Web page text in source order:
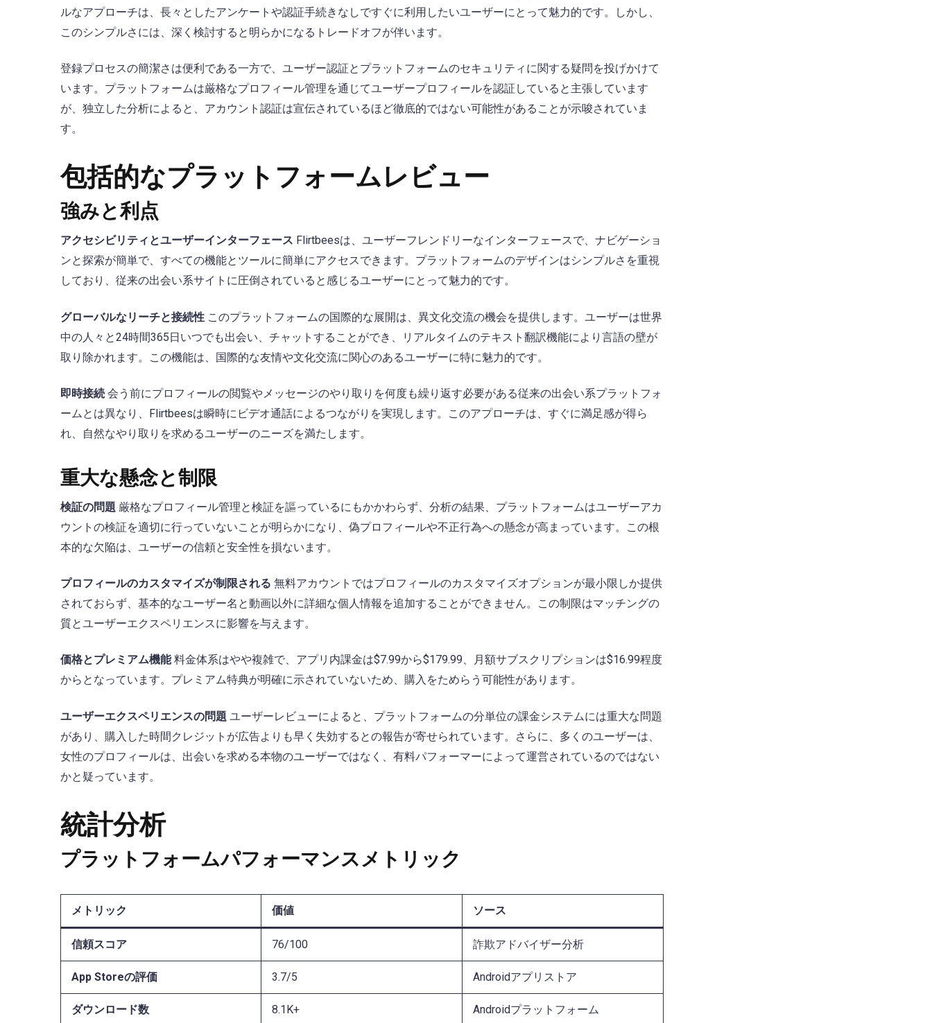
ルなアプローチは、長々としたアンケートや認証手続きなしですぐに利用したいユーザーにとって魅力的です。しかし、
このシンプルさには、深く検討すると明らかになるトレードオフが伴います。
登録プロセスの簡潔さは便利である一方で、ユーザー認証とプラットフォームのセキュリティに関する疑問を投げかけて
います。プラットフォームは厳格なプロフィール管理を通じてユーザープロフィールを認証していると主張しています
が、独立した分析によると、アカウント認証は宣伝されているほど徹底的ではない可能性があることが示唆されていま
す。
包括的なプラットフォームレビュー
強みと利点
アクセシビリティとユーザーインターフェース Flirtbeesは、ユーザーフレンドリーなインターフェースで、ナビゲーショ
ンと探索が簡単で、すべての機能とツールに簡単にアクセスできます。プラットフォームのデザインはシンプルさを重視
しており、従来の出会い系サイトに圧倒されていると感じるユーザーにとって魅力的です。
グローバルなリーチと接続性 このプラットフォームの国際的な展開は、異文化交流の機会を提供します。ユーザーは世界
中の人々と24時間365日いつでも出会い、チャットすることができ、リアルタイムのテキスト翻訳機能により言語の壁が
取り除かれます。この機能は、国際的な友情や文化交流に関心のあるユーザーに特に魅力的です。
即時接続 会う前にプロフィールの閲覧やメッセージのやり取りを何度も繰り返す必要がある従来の出会い系プラットフォ
ームとは異なり、Flirtbeesは瞬時にビデオ通話によるつながりを実現します。このアプローチは、すぐに満足感が得ら
れ、自然なやり取りを求めるユーザーのニーズを満たします。
重大な懸念と制限
検証の問題 厳格なプロフィール管理と検証を謳っているにもかかわらず、分析の結果、プラットフォームはユーザーアカ
ウントの検証を適切に行っていないことが明らかになり、偽プロフィールや不正行為への懸念が高まっています。この根
本的な欠陥は、ユーザーの信頼と安全性を損ないます。
プロフィールのカスタマイズが制限される 無料アカウントではプロフィールのカスタマイズオプションが最小限しか提供
されておらず、基本的なユーザー名と動画以外に詳細な個人情報を追加することができません。この制限はマッチングの
質とユーザーエクスペリエンスに影響を与えます。
価格とプレミアム機能料金体系はやや複雑で、アプリ内課金は$7.99から$179.99、月額サブスクリプションは$16.99程度
からとなっています。プレミアム特典が明確に示されていないため、購入をためらう可能性があります。
ユーザーエクスペリエンスの問題 ユーザーレビューによると、プラットフォームの分単位の課金システムには重大な問題
があり、購入した時間クレジットが広告よりも早く失効するとの報告が寄せられています。さらに、多くのユーザーは、
女性のプロフィールは、出会いを求める本物のユーザーではなく、有料パフォーマーによって運営されているのではない
かと疑っています。
統計分析
プラットフォームパフォーマンスメトリック
メトリック 価値 ソース
信頼スコア 76/100 詐欺アドバイザー分析
App Storeの評価 3.7/5 Androidアプリストア
ダウンロード数 8.1K+ Androidプラットフォーム